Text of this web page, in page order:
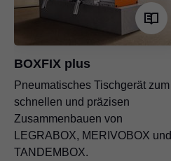
BOXFIX plus
Pneumatisches Tischgerät zum
schnellen und präzisen
Zusammenbauen von
LEGRABOX, MERIVOBOX und
TANDEMBOX.